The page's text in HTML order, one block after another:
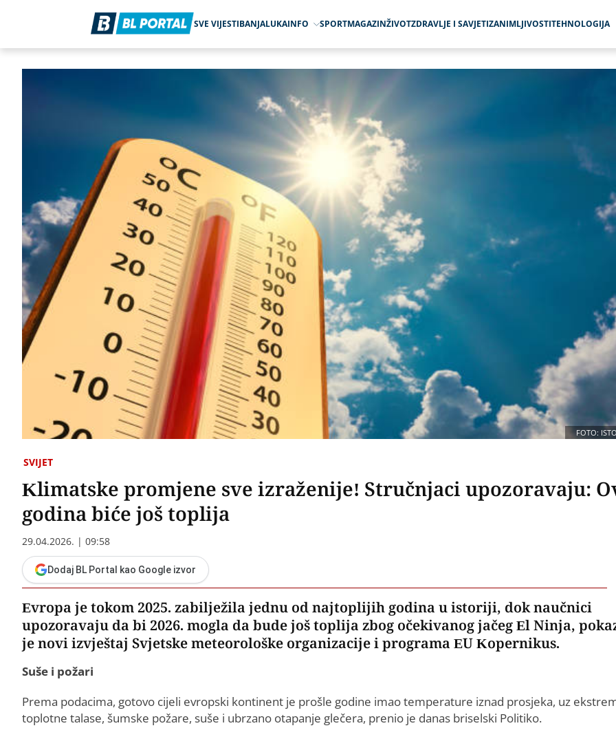
SVE VIJESTIBANJALUKAINFO SPORTMAGAZINŽIVOTZDRAVLJE I SAVJETIZANIMLJIVOSTITEHNOLOGIJA
FOTO:
SVIJET
Klimatske promjene sve izraženije! Stručnjaci upozoravaju:
godina biće još toplija
29.04.2026. | 09:58
Dodaj BL Portal kao Google izvor
Evropa je tokom 2025. zabilježila jednu od najtoplijih godina u istoriji, dok naučnici
upozoravaju da bi 2026. mogla da bude još toplija zbog očekivanog jačeg El Ninja,
je novi izvještaj Svjetske meteorološke organizacije i programa EU Kopernikus.
Suše i požari
Prema podacima, gotovo cijeli evropski kontinent je prošle godine imao temperature iznad prosjeka, uz
toplotne talase, šumske požare, suše i ubrzano otapanje glečera, prenio je danas briselski Politiko.